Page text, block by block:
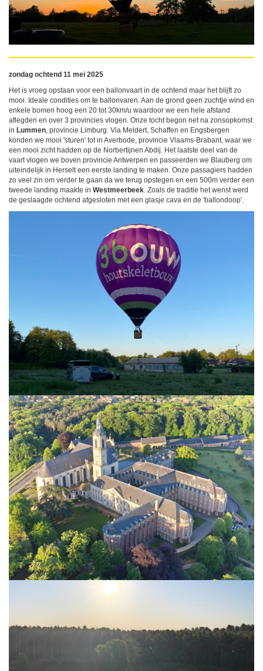
zondag ochtend 11 mei 2025
Het is vroeg opstaan voor een ballonvaart in de ochtend maar het blijft zo
mooi. Ideale condities om te ballonvaren. Aan de grond geen zuchtje wind en
enkele bomen hoog een 20 tot 30km/u waardoor we een hele afstand
aflegden en over 3 provincies vlogen. Onze tocht begon net na zonsopkomst
in Lummen, provincie Limburg. Via Meldert, Schaffen en Engsbergen
konden we mooi 'sturen' tot in Averbode, provincie Vlaams-Brabant, waar we
een mooi zicht hadden op de Norbertijnen Abdij. Het laatste deel van de
vaart vlogen we boven provincie Antwerpen en passeerden we Blauberg om
uiteindelijk in Herselt een eerste landing te maken. Onze passagiers hadden
zo veel zin om verder te gaan da we terug opstegen en een 500m verder een
tweede landing maakte in Westmeerbeek. Zoals de traditie het wenst werd
de geslaagde ochtend afgesloten met een glasje cava en de 'ballondoop'.